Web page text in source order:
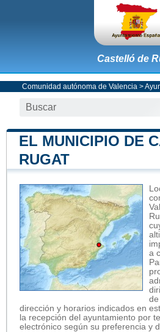
Castelló de
Comunidad autónoma de Valencia >
EL MUNICIPIO DE
RUGAT
a
dirección y horarios indicados en
la recepción del ayuntamiento por
electrónico según su preferencia y